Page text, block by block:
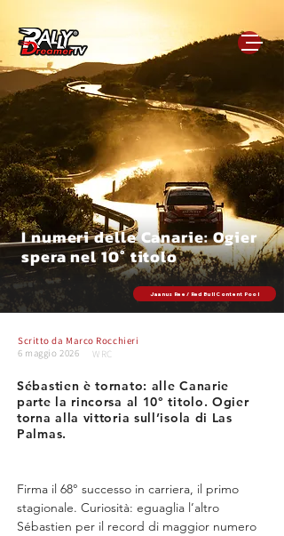
I numeri delle Canarie: Ogier
spera nel 10° titolo
Jaanus Ree / Red Bull Content Pool
Scritto da Marco Rocchieri
6 maggio 2026
WRC
Sébastien è tornato: alle Canarie
parte la rincorsa al 10° titolo. Ogier
torna alla vittoria sull’isola di Las
Palmas.
Firma il 68° successo in carriera, il primo
stagionale. Curiosità: eguaglia l’altro
Sébastien per il record di maggior numero